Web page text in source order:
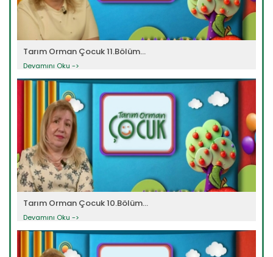
Tarım Orman Çocuk 11.Bölüm...
Devamını Oku ->
Tarım Orman Çocuk 10.Bölüm...
Devamını Oku ->